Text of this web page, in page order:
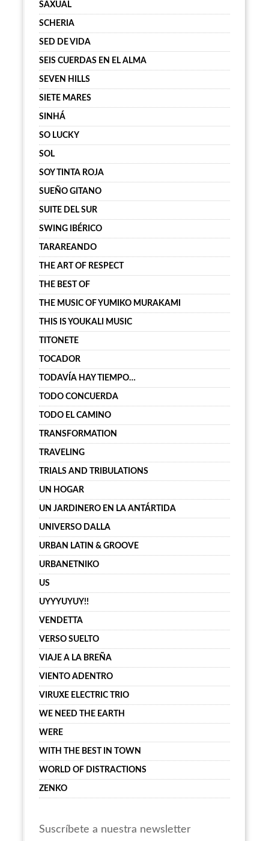
SAXUAL
SCHERIA
SED DE VIDA
SEIS CUERDAS EN EL ALMA
SEVEN HILLS
SIETE MARES
SINHÁ
SO LUCKY
SOL
SOY TINTA ROJA
SUEÑO GITANO
SUITE DEL SUR
SWING IBÉRICO
TARAREANDO
THE ART OF RESPECT
THE BEST OF
THE MUSIC OF YUMIKO MURAKAMI
THIS IS YOUKALI MUSIC
TITONETE
TOCADOR
TODAVÍA HAY TIEMPO…
TODO CONCUERDA
TODO EL CAMINO
TRANSFORMATION
TRAVELING
TRIALS AND TRIBULATIONS
UN HOGAR
UN JARDINERO EN LA ANTÁRTIDA
UNIVERSO DALLA
URBAN LATIN & GROOVE
URBANETNIKO
US
UYYYUYUY!!
VENDETTA
VERSO SUELTO
VIAJE A LA BREÑA
VIENTO ADENTRO
VIRUXE ELECTRIC TRIO
WE NEED THE EARTH
WERE
WITH THE BEST IN TOWN
WORLD OF DISTRACTIONS
ZENKO
Suscríbete a nuestra newsletter